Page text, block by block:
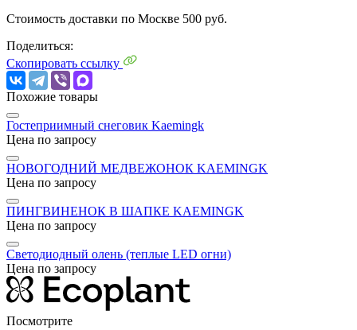
Стоимость доставки по Москве 500 руб.
Поделиться:
Скопировать ссылку
Похожие товары
Гостеприимный снеговик Kaemingk
Цена по запросу
НОВОГОДНИЙ МЕДВЕЖОНОК KAEMINGK
Цена по запросу
ПИНГВИНЕНОК В ШАПКЕ KAEMINGK
Цена по запросу
Светодиодный олень (теплые LED огни)
Цена по запросу
Посмотрите